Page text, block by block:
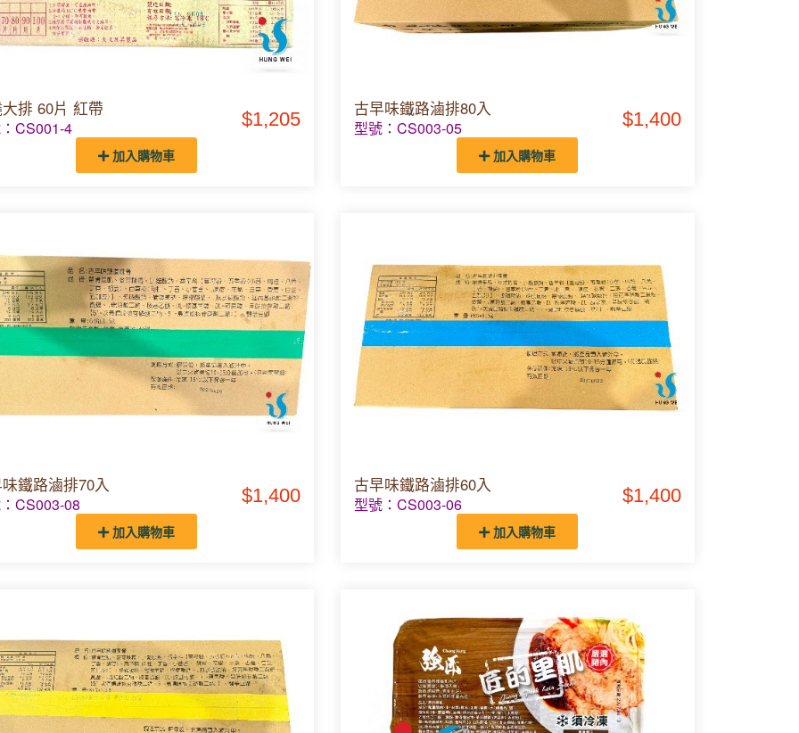
排 60片 紅帶
CS001-4 $1,205
加入購物車
古早味鐵路滷排80入
型號：CS003-05 $1,400
加入購物車
鐵路滷排70入
CS003-08 $1,400
加入購物車
古早味鐵路滷排60入
型號：CS003-06 $1,400
加入購物車